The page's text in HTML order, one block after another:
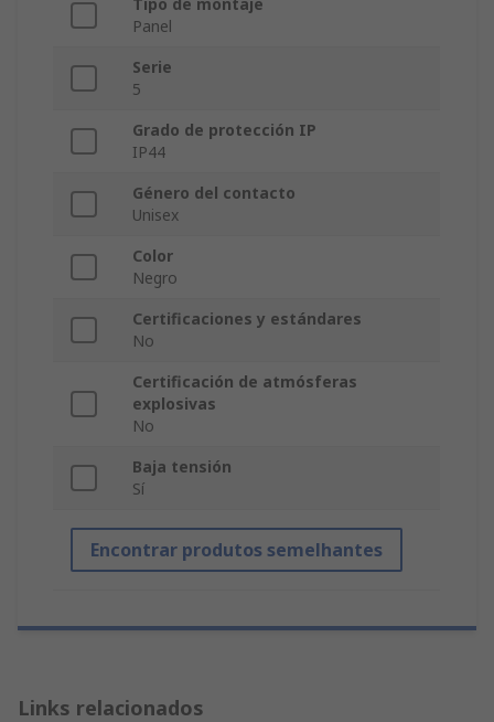
Tipo de montaje
Panel
Serie
5
Grado de protección IP
IP44
Género del contacto
Unisex
Color
Negro
Certificaciones y estándares
No
Certificación de atmósferas
explosivas
No
Baja tensión
Sí
Encontrar produtos semelhantes
Links relacionados